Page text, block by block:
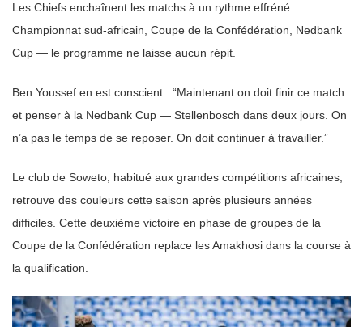
Les Chiefs enchaînent les matchs à un rythme effréné.
Championnat sud-africain, Coupe de la Confédération, Nedbank
Cup — le programme ne laisse aucun répit.
Ben Youssef en est conscient : “Maintenant on doit finir ce match
et penser à la Nedbank Cup — Stellenbosch dans deux jours. On
n’a pas le temps de se reposer. On doit continuer à travailler.”
Le club de Soweto, habitué aux grandes compétitions africaines,
retrouve des couleurs cette saison après plusieurs années
difficiles. Cette deuxième victoire en phase de groupes de la
Coupe de la Confédération replace les Amakhosi dans la course à
la qualification.